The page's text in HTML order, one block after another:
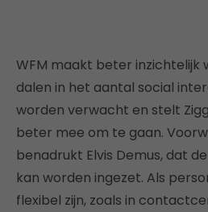
WFM maakt beter inzichtelijk
dalen in het aantal social
worden verwacht en stelt
beter mee om te gaan.
benadrukt Elvis Demus, dat de
kan worden ingezet. Als
flexibel zijn, zoals in